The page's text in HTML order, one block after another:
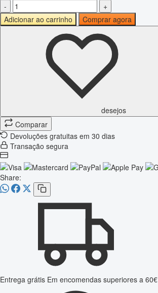
-
+
Adicionar ao carrinho
Comprar agora
desejos
Comparar
Devoluções gratuitas em 30 dias
Transação segura
Share:
Entrega grátis Em encomendas superiores a 60€